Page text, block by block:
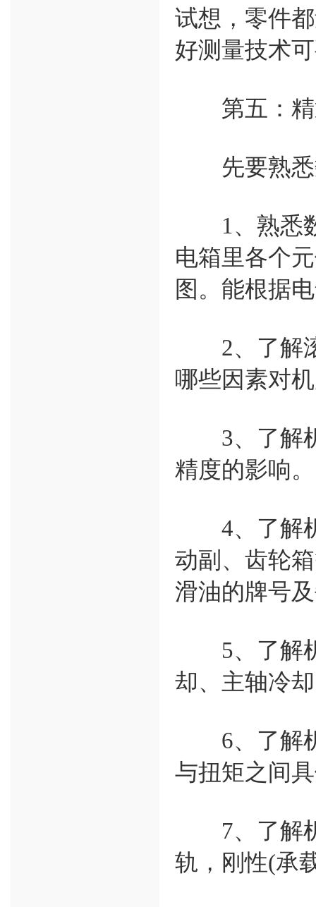
试想，零件
好测量技术
第五：精
先要熟悉
1、熟悉数
电箱里各个
图。能根据
2、了解滚
哪些因素对
3、了解机
精度的影响。
4、了解机
动副、齿轮
滑油的牌号
5、了解机
却、主轴冷
6、了解机
与扭矩之间
7、了解机
轨，刚性(承